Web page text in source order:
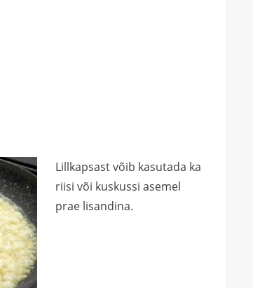
Lillkapsast võib kasutada ka
riisi või kuskussi asemel
prae lisandina.